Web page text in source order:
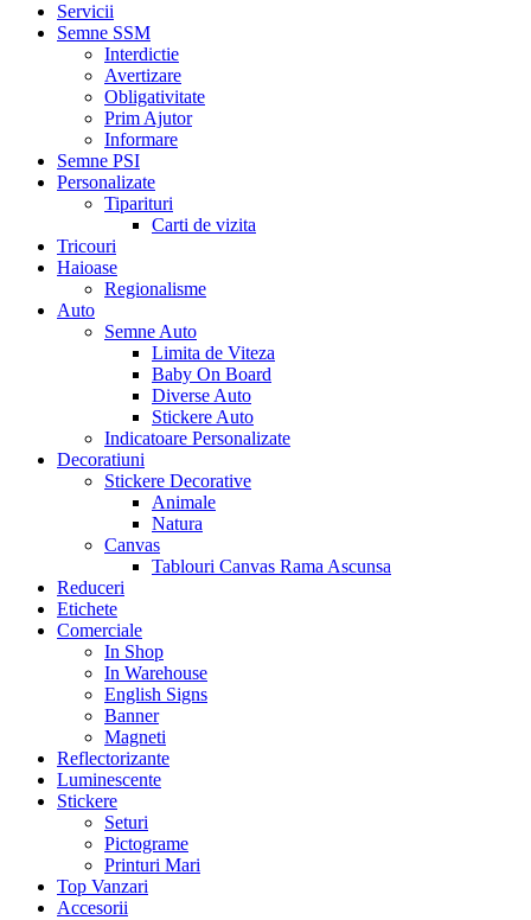
Servicii
Semne SSM
Interdictie
Avertizare
Obligativitate
Prim Ajutor
Informare
Semne PSI
Personalizate
Tiparituri
Carti de vizita
Tricouri
Haioase
Regionalisme
Auto
Semne Auto
Limita de Viteza
Baby On Board
Diverse Auto
Stickere Auto
Indicatoare Personalizate
Decoratiuni
Stickere Decorative
Animale
Natura
Canvas
Tablouri Canvas Rama Ascunsa
Reduceri
Etichete
Comerciale
In Shop
In Warehouse
English Signs
Banner
Magneti
Reflectorizante
Luminescente
Stickere
Seturi
Pictograme
Printuri Mari
Top Vanzari
Accesorii